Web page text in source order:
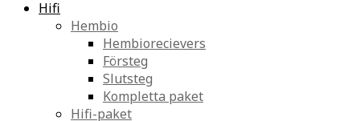
Hifi
Hembio
Hembiorecievers
Försteg
Slutsteg
Kompletta paket
Hifi-paket